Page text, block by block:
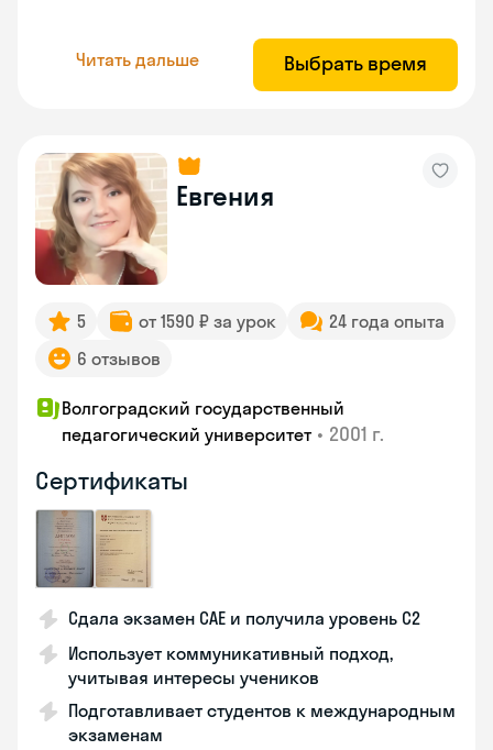
Читать дальше Выбрать время
Евгения
5 от 1590 ₽ за урок
24 года опыта
6 отзывов
Волгоградский государственный
педагогический университет • 2001 г.
Сертификаты
Сдала экзамен CAE и получила уровень С2
Использует коммуникативный подход,
учитывая интересы учеников
Подготавливает студентов к международным
экзаменам